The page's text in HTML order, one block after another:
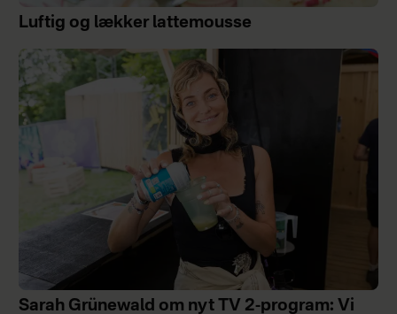
Luftig og lækker lattemousse
Sarah Grünewald om nyt TV 2-program: Vi